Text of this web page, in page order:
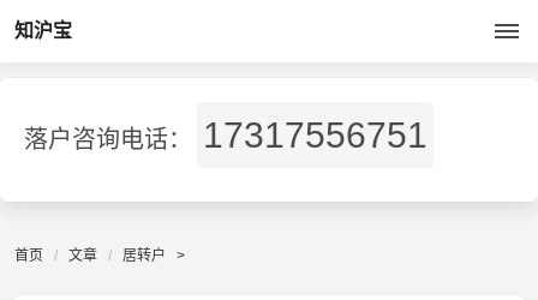
知沪宝
落户咨询电话： 17317556751
首页 文章 居转户 >